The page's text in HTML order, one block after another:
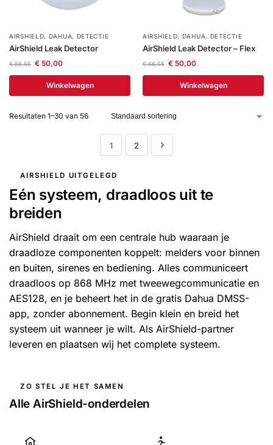
AIRSHIELD, DAHUA, DETECTIE
AirShield Leak Detector
€66,55 €50,00
Winkelwagen
AIRSHIELD, DAHUA, DETECTIE
AirShield Leak Detector – Flex
€66,55 €50,00
Winkelwagen
Resultaten 1–30 van 56
1 2
AIRSHIELD UITGELEGD
Eén systeem, draadloos uit te
breiden
AirShield draait om een centrale hub waaraan je
draadloze componenten koppelt: melders voor binnen
en buiten, sirenes en bediening. Alles communiceert
draadloos op 868 MHz met tweewegcommunicatie en
AES128, en je beheert het in de gratis Dahua DMSS-
app, zonder abonnement. Begin klein en breid het
systeem uit wanneer je wilt. Als AirShield-partner
leveren en plaatsen wij het complete systeem.
ZO STEL JE HET SAMEN
Alle AirShield-onderdelen